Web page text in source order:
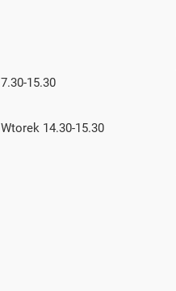
7.30-15.30
Wtorek 14.30-15.30